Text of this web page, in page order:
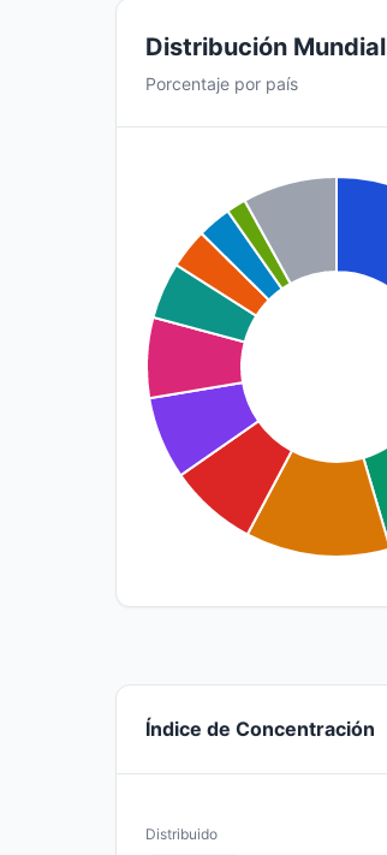
Distribución Mundial
Porcentaje por país
Índice de Concentración
Distribuido